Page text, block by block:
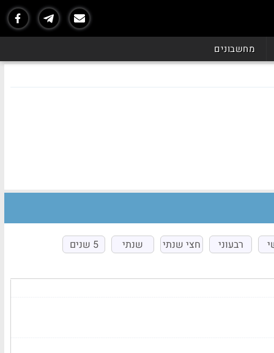
מחשבונים
רבעוני חצי שנתי שנתי 5 שנים